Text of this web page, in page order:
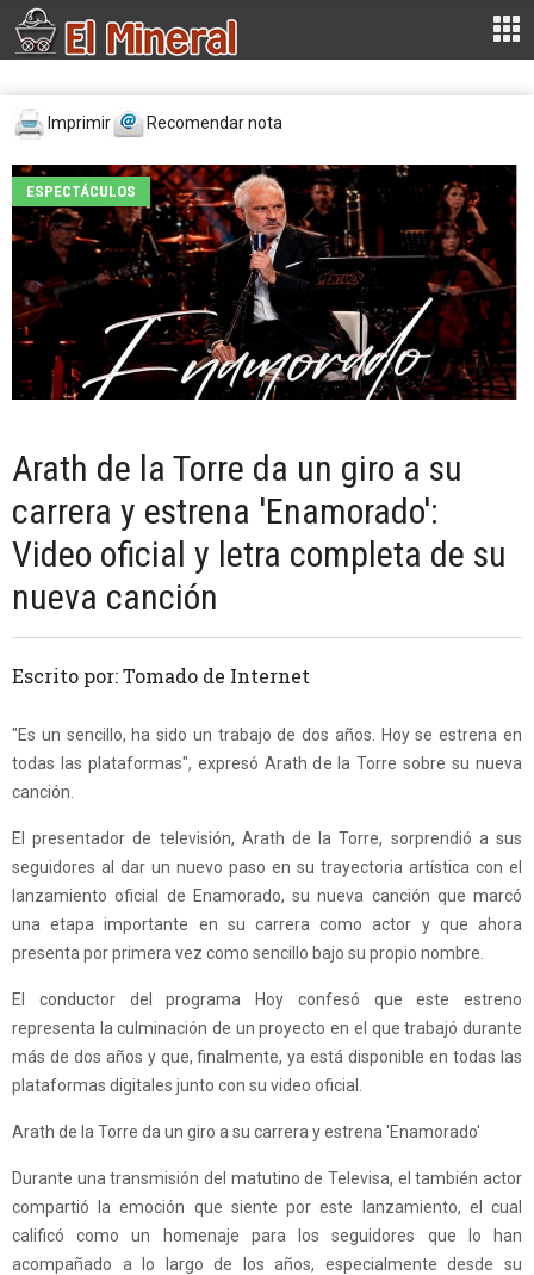
Imprimir Recomendar nota
ESPECTÁCULOS
Arath de la Torre da un giro a su
carrera y estrena 'Enamorado':
Video oficial y letra completa de su
nueva canción
Escrito por: Tomado de Internet
"Es un sencillo, ha sido un trabajo de dos años. Hoy se estrena en
todas las plataformas", expresó Arath de la Torre sobre su nueva
canción.
El presentador de televisión, Arath de la Torre, sorprendió a sus
seguidores al dar un nuevo paso en su trayectoria artística con el
lanzamiento oficial de Enamorado, su nueva canción que marcó
una etapa importante en su carrera como actor y que ahora
presenta por primera vez como sencillo bajo su propio nombre.
El conductor del programa Hoy confesó que este estreno
representa la culminación de un proyecto en el que trabajó durante
más de dos años y que, finalmente, ya está disponible en todas las
plataformas digitales junto con su video oficial.
Arath de la Torre da un giro a su carrera y estrena 'Enamorado'
Durante una transmisión del matutino de Televisa, el también actor
compartió la emoción que siente por este lanzamiento, el cual
calificó como un homenaje para los seguidores que lo han
acompañado a lo largo de los años, especialmente desde su